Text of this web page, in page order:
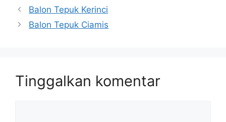
Balon Tepuk Kerinci
Balon Tepuk Ciamis
Tinggalkan komentar